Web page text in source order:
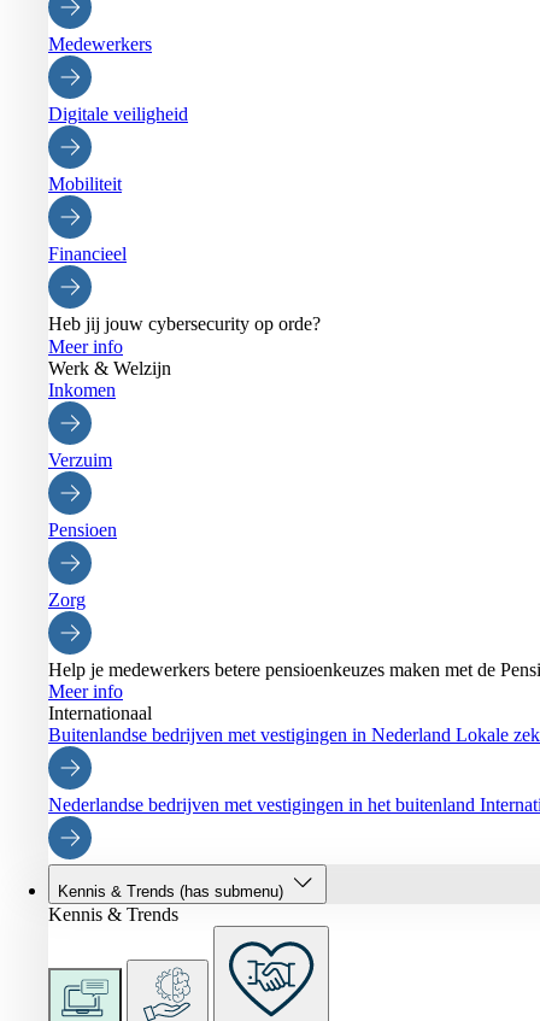
Medewerkers
Digitale veiligheid
Mobiliteit
Financieel
Heb jij jouw cybersecurity op orde?
Meer info
Werk & Welzijn
Inkomen
Verzuim
Pensioen
Zorg
Help je medewerkers betere pensioenkeuzes maken met de
Meer info
Internationaal
Buitenlandse bedrijven met vestigingen in Nederland Lokale
Nederlandse bedrijven met vestigingen in het buitenland
Kennis & Trends (has submenu)
Kennis & Trends